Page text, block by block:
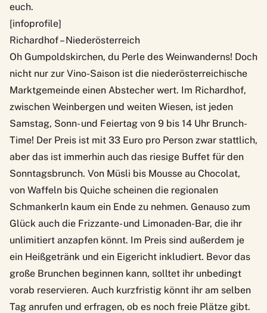
euch.
[infoprofile]
Richardhof – Niederösterreich
Oh Gumpoldskirchen, du Perle des Weinwanderns! Doch
nicht nur zur Vino-Saison ist die niederösterreichische
Marktgemeinde einen Abstecher wert. Im Richardhof,
zwischen Weinbergen und weiten Wiesen, ist jeden
Samstag, Sonn- und Feiertag von 9 bis 14 Uhr Brunch-
Time! Der Preis ist mit 33 Euro pro Person zwar stattlich,
aber das ist immerhin auch das riesige Buffet für den
Sonntagsbrunch. Von Müsli bis Mousse au Chocolat,
von Waffeln bis Quiche scheinen die regionalen
Schmankerln kaum ein Ende zu nehmen. Genauso zum
Glück auch die Frizzante- und Limonaden-Bar, die ihr
unlimitiert anzapfen könnt. Im Preis sind außerdem je
ein Heißgetränk und ein Eigericht inkludiert. Bevor das
große Brunchen beginnen kann, solltet ihr unbedingt
vorab reservieren. Auch kurzfristig könnt ihr am selben
Tag anrufen und erfragen, ob es noch freie Plätze gibt.